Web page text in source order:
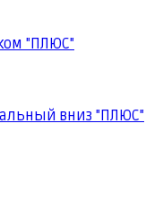
"ПЛЮС"
вниз "ПЛЮС"